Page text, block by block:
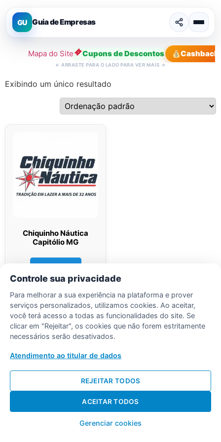
GU Guia de Empresas
Mapa do Site Cupons de Descontos Cashback
← ARRASTE PARA O LADO PARA VER MAIS →
Exibindo um único resultado
Chiquinho Náutica
Capitólio MG
Controle sua privacidade
Para melhorar a sua experiência na plataforma e prover
serviços personalizados, utilizamos cookies. Ao aceitar,
você terá acesso a todas as funcionalidades do site. Se
clicar em "Rejeitar", os cookies que não forem estritamente
necessários serão desativados.
Atendimento ao titular de dados
Gerenciar cookies
REJEITAR TODOS
ACEITAR TODOS